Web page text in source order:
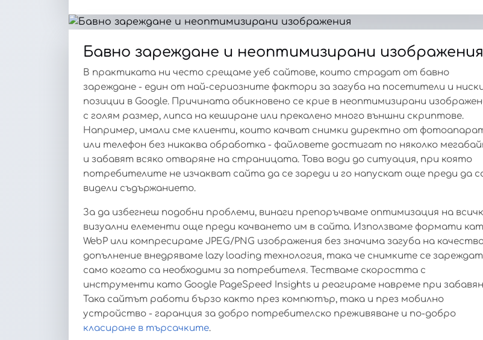
Бавно зареждане и неоптимизирани изображения
В практиката ни често срещаме уеб сайтове, които страдат от бавно
зареждане - един от най-сериозните фактори за загуба на посетители и
позиции в Google. Причината обикновено се крие в неоптимизирани
с голям размер, липса на кеширане или прекалено много външни скриптове.
Например, имали сме клиенти, които качват снимки директно от
или телефон без никаква обработка - файловете достигат по няколко
и забавят всяко отваряне на страницата. Това води до ситуация, при която
потребителите не изчакват сайта да се зареди и го напускат още преди да
видели съдържанието.
За да избегнеш подобни проблеми, винаги препоръчваме оптимизация на
визуални елементи още преди качването им в сайта. Използваме формати
WebP или компресираме JPEG/PNG изображения без значима загуба на
допълнение внедряваме lazy loading технология, така че снимките се зареждат
само когато са необходими за потребителя. Тестваме скоростта с
инструменти като Google PageSpeed Insights и реагираме навреме при
Така сайтът работи бързо както през компютър, така и през мобилно
устройство - гаранция за добро потребителско преживяване и по-добро
класиране в търсачките.